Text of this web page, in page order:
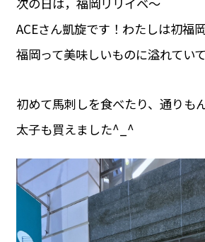
ACEさん凱旋です！わたしは初福
福岡って美味しいものに溢れてい
初めて馬刺しを食べたり、通りも
太子も買えました^_^